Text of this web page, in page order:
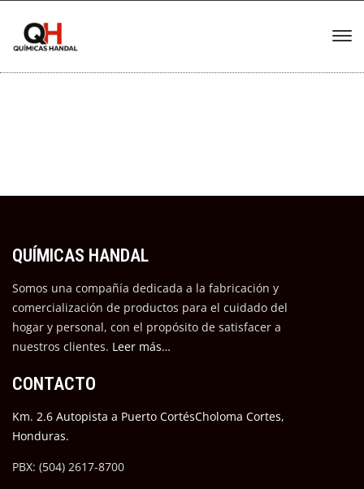
QUÍMICAS HANDAL
Somos una compañía dedicada a la fabricación y
comercialización de productos para el cuidado del
hogar y personal, con el propósito de satisfacer a
nuestros clientes. Leer más…
CONTACTO
Km. 2.6 Autopista a Puerto CortésCholoma Cortes,
Honduras.
PBX: (504) 2617-8700